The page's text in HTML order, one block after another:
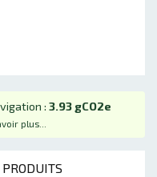
: 3.93 gCO2e
plus...